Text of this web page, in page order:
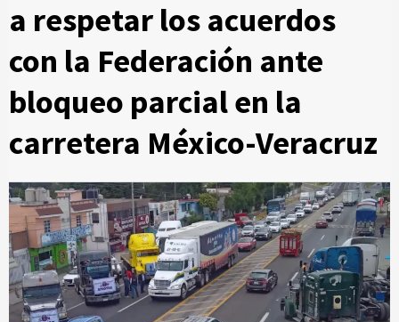
a respetar los acuerdos
con la Federación ante
bloqueo parcial en la
carretera México-Veracruz